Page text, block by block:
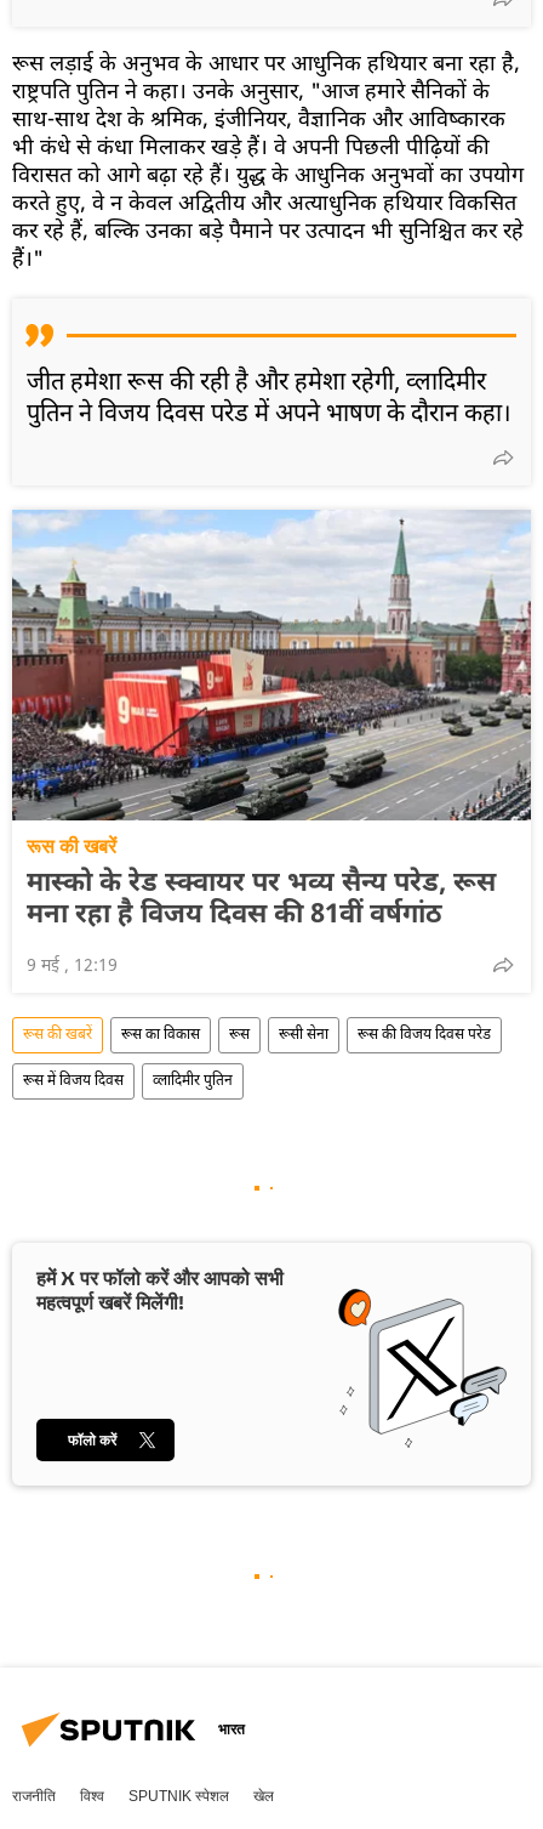
रूस लड़ाई के अनुभव के आधार पर आधुनिक हथियार बना रहा है,
राष्ट्रपति पुतिन ने कहा। उनके अनुसार, "आज हमारे सैनिकों के
साथ-साथ देश के श्रमिक, इंजीनियर, वैज्ञानिक और आविष्कारक
भी कंधे से कंधा मिलाकर खड़े हैं। वे अपनी पिछली पीढ़ियों की
विरासत को आगे बढ़ा रहे हैं। युद्ध के आधुनिक अनुभवों का उपयोग
करते हुए, वे न केवल अद्वितीय और अत्याधुनिक हथियार विकसित
कर रहे हैं, बल्कि उनका बड़े पैमाने पर उत्पादन भी सुनिश्चित कर रहे
हैं।"
जीत हमेशा रूस की रही है और हमेशा रहेगी, व्लादिमीर
पुतिन ने विजय दिवस परेड में अपने भाषण के दौरान कहा।
रूस की खबरें
मास्को के रेड स्क्वायर पर भव्य सैन्य परेड, रूस
मना रहा है विजय दिवस की 81वीं वर्षगांठ
9 मई , 12:19
रूस की खबरें रूस का विकास रूस रूसी सेना रूस की विजय दिवस परेड
रूस में विजय दिवस व्लादिमीर पुतिन
हमें X पर फॉलो करें और आपको सभी
महत्वपूर्ण खबरें मिलेंगी!
फॉलो करें
भारत
राजनीति विश्व SPUTNIK स्पेशल खेल